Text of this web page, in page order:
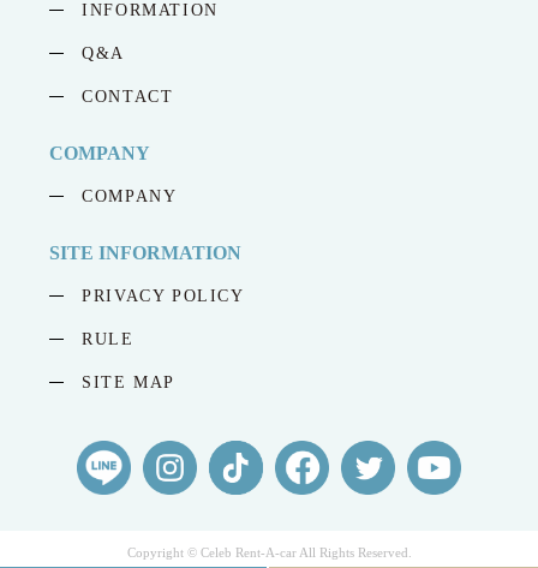
INFORMATION
Q&A
CONTACT
COMPANY
COMPANY
SITE INFORMATION
PRIVACY POLICY
RULE
SITE MAP
Copyright © Celeb Rent-A-car All Rights Reserved.